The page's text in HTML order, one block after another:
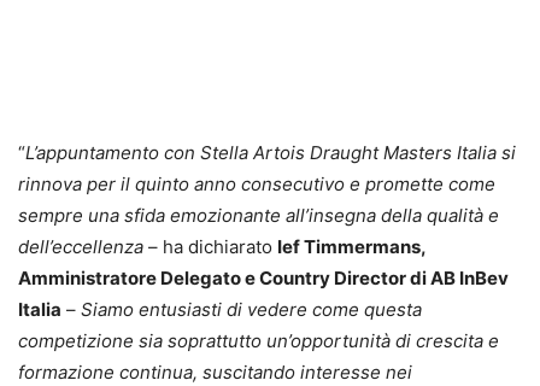
“L’appuntamento con Stella Artois Draught Masters Italia si
rinnova per il quinto anno consecutivo e promette come
sempre una sfida emozionante all’insegna della qualità e
dell’eccellenza – ha dichiarato Ief Timmermans,
Amministratore Delegato e Country Director di AB InBev
Italia – Siamo entusiasti di vedere come questa
competizione sia soprattutto un’opportunità di crescita e
formazione continua, suscitando interesse nei